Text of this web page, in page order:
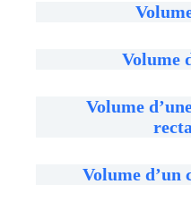
Volume
Volume
Volume d’un